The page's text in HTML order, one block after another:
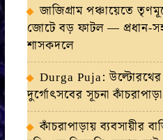
জাজিগ্রাম পঞ্চায়েতে
জোটে বড় ফাটল — প্রধান-
শাসকদলে
Durga Puja: উল্টোরথের
দুর্গোৎসবের সূচনা
কাঁচরাপাড়ায় ব্যবসায়ীর